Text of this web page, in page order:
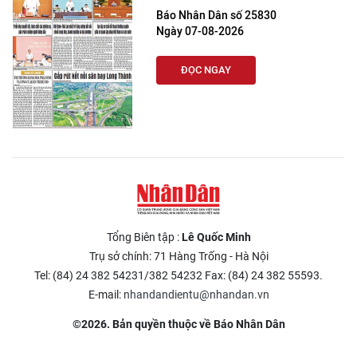
Báo Nhân Dân số 25830
Ngày 07-08-2026
ĐỌC NGAY
Tổng Biên tập :Lê Quốc Minh
Trụ sở chính: 71 Hàng Trống - Hà Nội
Tel: (84) 24 382 54231/382 54232 Fax: (84) 24 382 55593.
E-mail: nhandandientu@nhandan.vn
©2026. Bản quyền thuộc về Báo Nhân Dân